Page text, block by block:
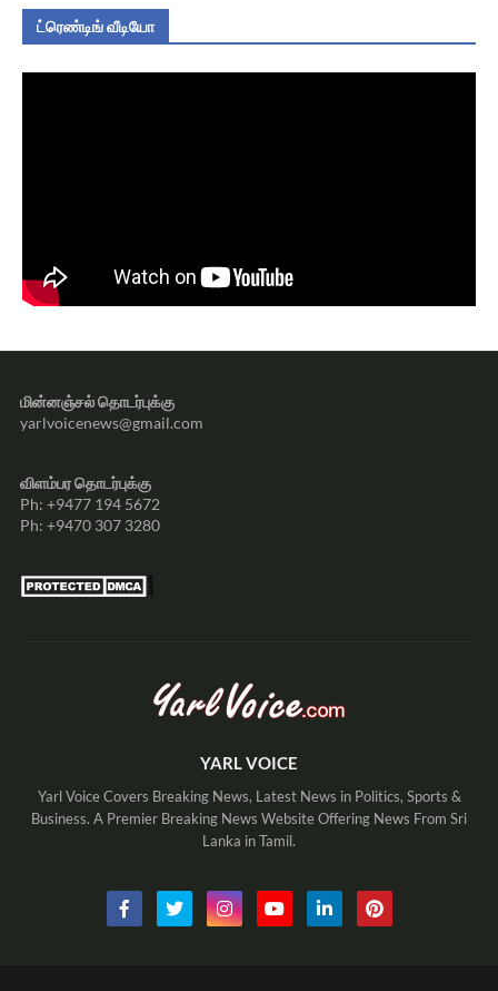
ட்ரெண்டிங் வீடியோ
மின்னஞ்சல் தொடர்புக்கு
yarlvoicenews@gmail.com
விளம்பர தொடர்புக்கு
Ph: +9477 194 5672
Ph: +9470 307 3280
YARL VOICE
Yarl Voice Covers Breaking News, Latest News in Politics, Sports &
Business. A Premier Breaking News Website Offering News From Sri
Lanka in Tamil.